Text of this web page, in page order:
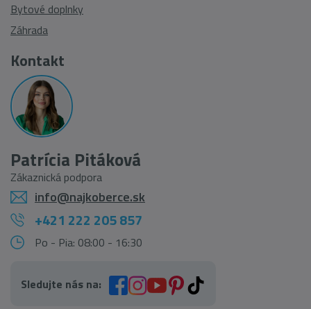
Bytové doplnky
Záhrada
Kontakt
Patrícia Pitáková
Zákaznická podpora
info@najkoberce.sk
+421 222 205 857
Po - Pia: 08:00 - 16:30
Sledujte nás na: